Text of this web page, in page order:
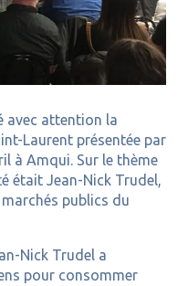
avec attention la
Laurent présentée par
à Amqui. Sur le thème
était Jean-Nick Trudel,
publics du
Nick Trudel a
pour consommer